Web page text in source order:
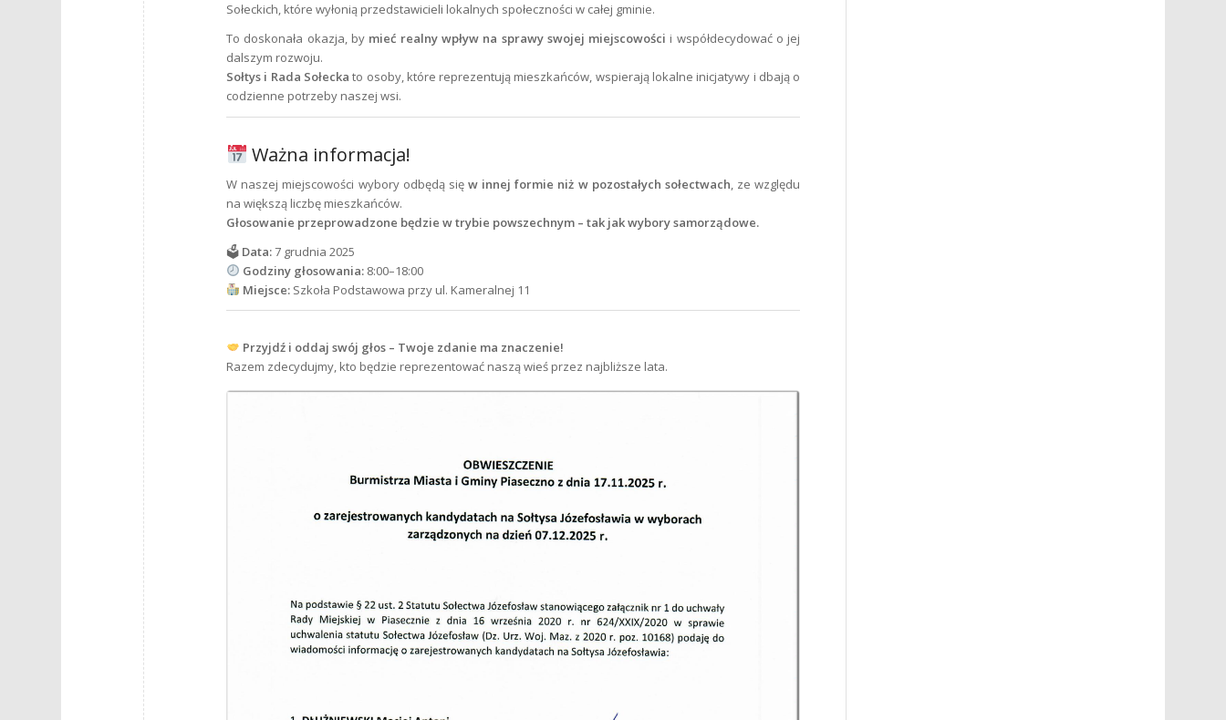
Sołeckich, które wyłonią przedstawicieli lokalnych społeczności w całej gminie.
To doskonała okazja, by mieć realny wpływ na sprawy swojej miejscowości i współdecydować o jej
dalszym rozwoju.
Sołtys i Rada Sołecka to osoby, które reprezentują mieszkańców, wspierają lokalne inicjatywy i dbają o
codzienne potrzeby naszej wsi.
Ważna informacja!
W naszej miejscowości wybory odbędą sięw innej formie niż w pozostałych sołectwach , ze względu
na większą liczbę mieszkańców.
Głosowanie przeprowadzone będzie w trybie powszechnym – tak jak wybory samorządowe.
🗳 Data:7 grudnia 2025
Godziny głosowania: 8:00–18:00
Miejsce: Szkoła Podstawowa przy ul. Kameralnej 11
Przyjdź i oddaj swój głos – Twoje zdanie ma znaczenie!
Razem zdecydujmy, kto będzie reprezentować naszą wieś przez najbliższe lata.